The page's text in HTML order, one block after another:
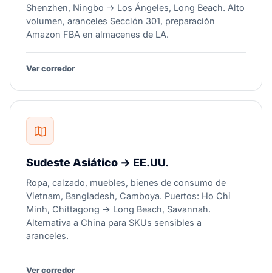
Shenzhen, Ningbo → Los Ángeles, Long Beach. Alto
volumen, aranceles Sección 301, preparación
Amazon FBA en almacenes de LA.
Ver corredor
Sudeste Asiático → EE.UU.
Ropa, calzado, muebles, bienes de consumo de
Vietnam, Bangladesh, Camboya. Puertos: Ho Chi
Minh, Chittagong → Long Beach, Savannah.
Alternativa a China para SKUs sensibles a
aranceles.
Ver corredor